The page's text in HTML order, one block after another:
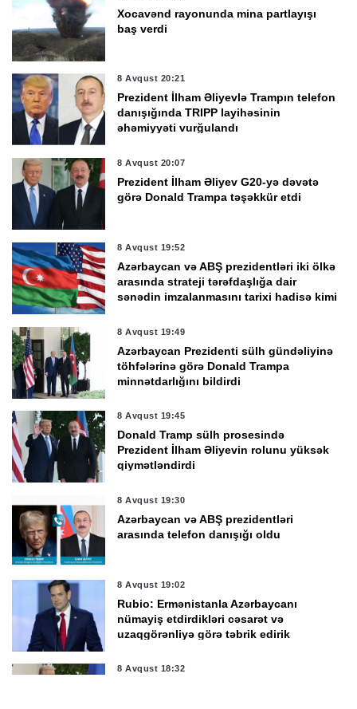
Xocavənd rayonunda mina partlayışı
baş verdi
8 Avqust 20:21
Prezident İlham Əliyevlə Trampın telefon
danışığında TRIPP layihəsinin
əhəmiyyəti vurğulandı
8 Avqust 20:07
Prezident İlham Əliyev G20-yə dəvətə
görə Donald Trampa təşəkkür etdi
8 Avqust 19:52
Azərbaycan və ABŞ prezidentləri iki ölkə
arasında strateji tərəfdaşlığa dair
sənədin imzalanmasını tarixi hadisə kimi
8 Avqust 19:49
Azərbaycan Prezidenti sülh gündəliyinə
töhfələrinə görə Donald Trampa
minnətdarlığını bildirdi
8 Avqust 19:45
Donald Tramp sülh prosesində
Prezident İlham Əliyevin rolunu yüksək
qiymətləndirdi
8 Avqust 19:30
Azərbaycan və ABŞ prezidentləri
arasında telefon danışığı oldu
8 Avqust 19:02
Rubio: Ermənistanla Azərbaycanı
nümayiş etdirdikləri cəsarət və
uzaqgörənliyə görə təbrik edirik
8 Avqust 18:32